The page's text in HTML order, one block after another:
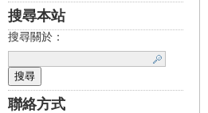
搜尋本站
搜尋關於：
聯絡方式